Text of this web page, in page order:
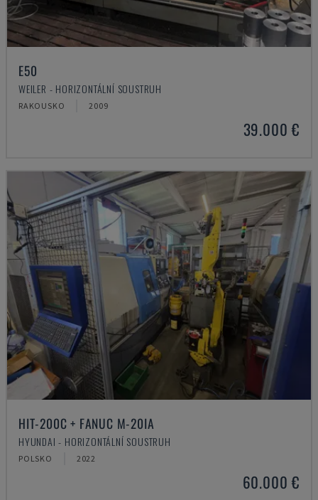
E50
WEILER - HORIZONTÁLNÍ SOUSTRUH
RAKOUSKO 2009
39.000 €
HIT-200C + FANUC M-20IA
HYUNDAI - HORIZONTÁLNÍ SOUSTRUH
POLSKO 2022
60.000 €